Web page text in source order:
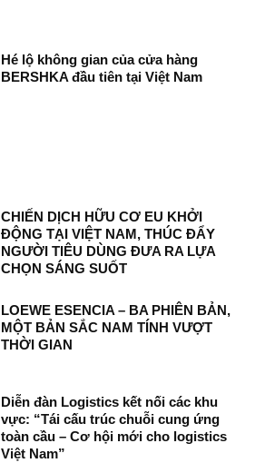
Hé lộ không gian của cửa hàng
BERSHKA đầu tiên tại Việt Nam
CHIẾN DỊCH HỮU CƠ EU KHỞI
ĐỘNG TẠI VIỆT NAM, THÚC ĐẨY
NGƯỜI TIÊU DÙNG ĐƯA RA LỰA
CHỌN SÁNG SUỐT
LOEWE ESENCIA – BA PHIÊN BẢN,
MỘT BẢN SẮC NAM TÍNH VƯỢT
THỜI GIAN
Diễn đàn Logistics kết nối các khu
vực: “Tái cấu trúc chuỗi cung ứng
toàn cầu – Cơ hội mới cho logistics
Việt Nam”